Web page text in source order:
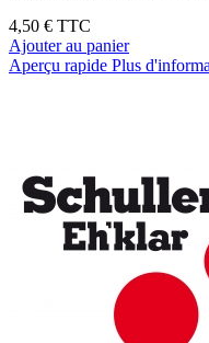
4,50 € TTC
Ajouter au panier
Aperçu rapide Plus